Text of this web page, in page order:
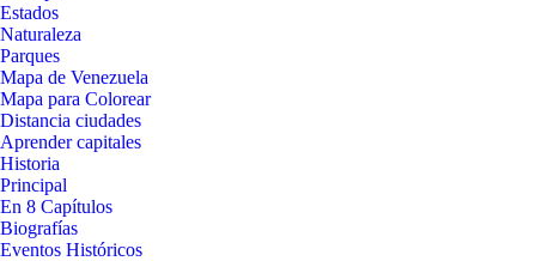
Estados
Naturaleza
Parques
Mapa de Venezuela
Mapa para Colorear
Distancia ciudades
Aprender capitales
Historia
Principal
En 8 Capítulos
Biografías
Eventos Históricos